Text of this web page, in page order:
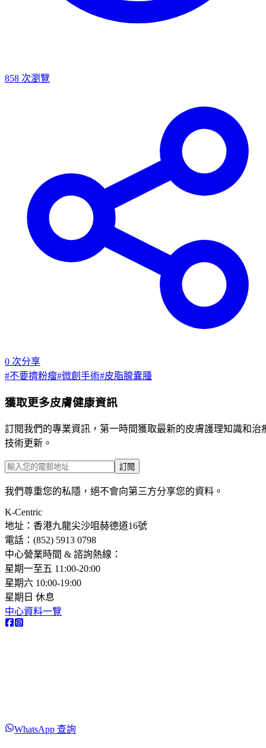
858 次瀏覽
0 次分享
#不要擠粉瘤#微創手術#皮脂腺囊腫
獲取更多皮膚健康資訊
訂閱我們的專業資訊，第一時間獲取最新的皮膚護理知識和治
技術更新。
訂閱
我們尊重您的私隱，絕不會向第三方分享您的資料。
K-Centric
地址：香港九龍尖沙咀赫德道16號
電話：(852) 5913 0798​
中心營業時間 & 諮詢熱線：
星期一至五 11:00-20:00
星期六 10:00-19:00
星期日 休息
中心資料一覽
WhatsApp 查詢